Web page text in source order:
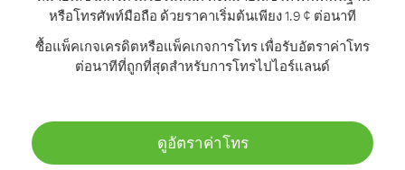
หรือโทรศัพท์มือถือ ด้วยราคาเริ่มต้นเพียง 1.9 ¢ ต่อนาที
ซื้อแพ็คเกจเครดิตหรือแพ็คเกจการโทร เพื่อรับอัตราค่าโทร
ต่อนาทีที่ถูกที่สุดสำหรับการโทรไปไอร์แลนด์
ดูอัตราค่าโทร